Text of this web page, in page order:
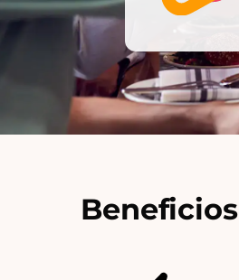
Beneficios